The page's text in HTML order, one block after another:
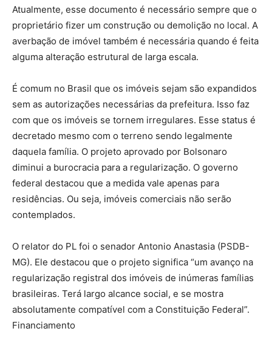
Atualmente, esse documento é necessário sempre que o
proprietário fizer um construção ou demolição no local. A
averbação de imóvel também é necessária quando é feita
alguma alteração estrutural de larga escala.
É comum no Brasil que os imóveis sejam são expandidos
sem as autorizações necessárias da prefeitura. Isso faz
com que os imóveis se tornem irregulares. Esse status é
decretado mesmo com o terreno sendo legalmente
daquela família. O projeto aprovado por Bolsonaro
diminui a burocracia para a regularização. O governo
federal destacou que a medida vale apenas para
residências. Ou seja, imóveis comerciais não serão
contemplados.
O relator do PL foi o senador Antonio Anastasia (PSDB-
MG). Ele destacou que o projeto significa “um avanço na
regularização registral dos imóveis de inúmeras famílias
brasileiras. Terá largo alcance social, e se mostra
absolutamente compatível com a Constituição Federal”.
Financiamento